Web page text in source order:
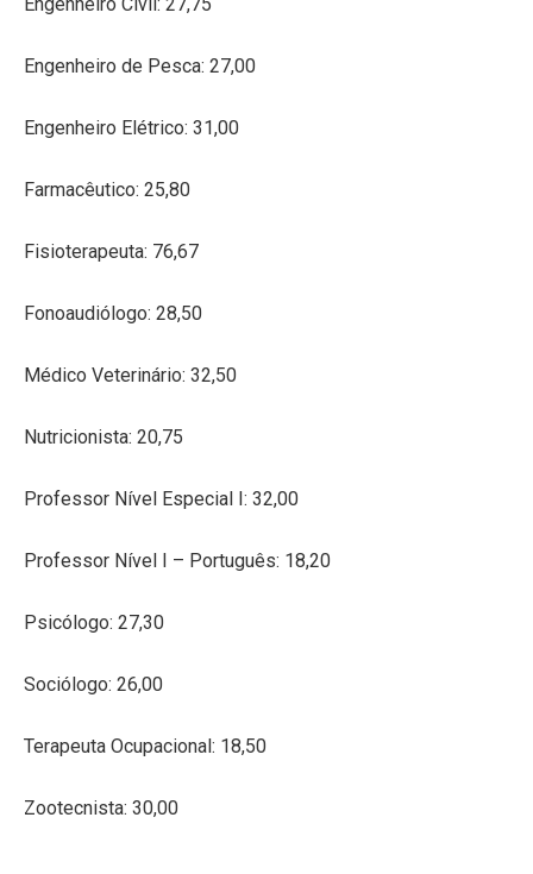
Engenheiro de Pesca: 27,00
Engenheiro Elétrico: 31,00
Farmacêutico: 25,80
Fisioterapeuta: 76,67
Fonoaudiólogo: 28,50
Médico Veterinário: 32,50
Nutricionista: 20,75
Professor Nível Especial I: 32,00
Professor Nível I – Português: 18,20
Psicólogo: 27,30
Sociólogo: 26,00
Terapeuta Ocupacional: 18,50
Zootecnista: 30,00